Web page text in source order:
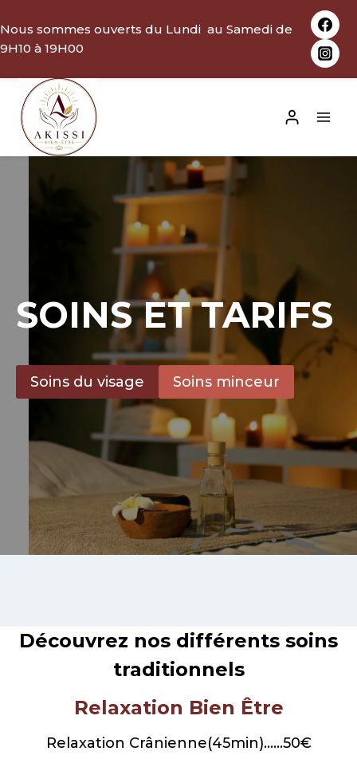
au
contenu
Nous sommes ouverts du Lundi au Samedi de
9H10 à 19H00
SOINS ET TARIFS
Soins du visage Soins minceur
Découvrez nos différents soins
traditionnels
Relaxation Bien Être
Relaxation Crânienne(45min)……50€